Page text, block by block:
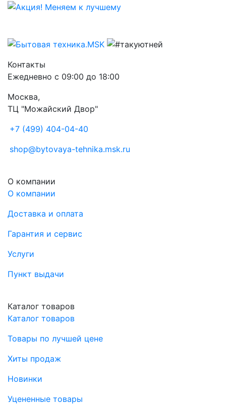
Контакты
Ежедневно с 09:00 до 18:00
Москва,
ТЦ "Можайский Двор"
+7 (499) 404-04-40
shop@bytovaya-tehnika.msk.ru
О компании
О компании
Доставка и оплата
Гарантия и сервис
Услуги
Пункт выдачи
Каталог товаров
Каталог товаров
Товары по лучшей цене
Хиты продаж
Новинки
Уцененные товары